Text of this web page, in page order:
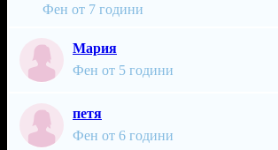
Фен от 7 години
Мария
Фен от 5 години
петя
Фен от 6 години